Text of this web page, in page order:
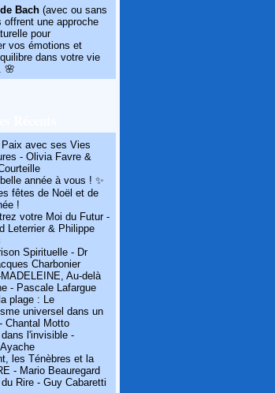
Bach (avec ou sans
offrent une approche
pour
vos émotions et
dans votre vie
🌸
Paix avec ses Vies
- Olivia Favre &
année à vous ! ✨
fêtes de Noël et de
!
votre Moi du Futur -
Leterrier & Philippe
Spirituelle - Dr
Charbonier
Au-delà
- Pascale Lafargue
plage : Le
universel dans un
Chantal Motto
l'invisible -
les Ténèbres et la
- Mario Beauregard
du Rire - Guy Cabaretti